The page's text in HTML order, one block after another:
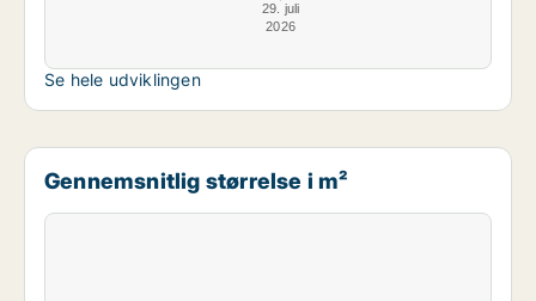
29. juli
2026
Se hele udviklingen
Gennemsnitlig størrelse i m²